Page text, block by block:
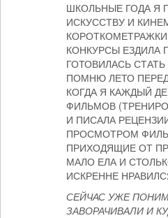
ШКОЛЬНЫЕ ГОДА Я
ИСКУССТВУ И
КОНКУРСЫ ЕЗДИЛА
ГОТОВИЛАСЬ
ПОМНЮ ЛЕТО
КОГДА Я КАЖДЫЙ
ФИЛЬМОВ
И ПИСАЛА
ПРОСМОТРОМ
ПРИХОДЯЩИЕ ОТ
МАЛО ЕЛА И
ИСКРЕННЕ
СЕЙЧАС УЖЕ
ЗАВОРАЧИВАЛИ И